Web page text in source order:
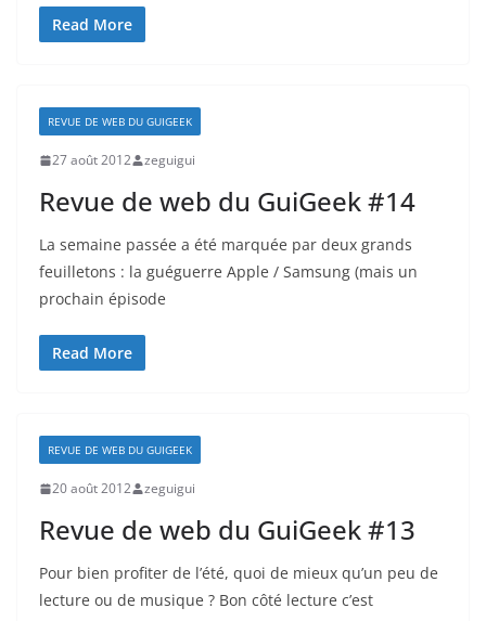
Read More
REVUE DE WEB DU GUIGEEK
27 août 2012 zeguigui
Revue de web du GuiGeek #14
La semaine passée a été marquée par deux grands
feuilletons : la guéguerre Apple / Samsung (mais un
prochain épisode
Read More
REVUE DE WEB DU GUIGEEK
20 août 2012 zeguigui
Revue de web du GuiGeek #13
Pour bien profiter de l’été, quoi de mieux qu’un peu de
lecture ou de musique ? Bon côté lecture c’est